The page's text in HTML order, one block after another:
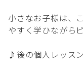
小さなお子様は、
やすく学ひながら
♪後の個人レッス